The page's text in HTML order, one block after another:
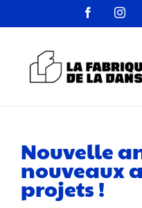
Facebook
Nouvelle
nouveaux
projets !